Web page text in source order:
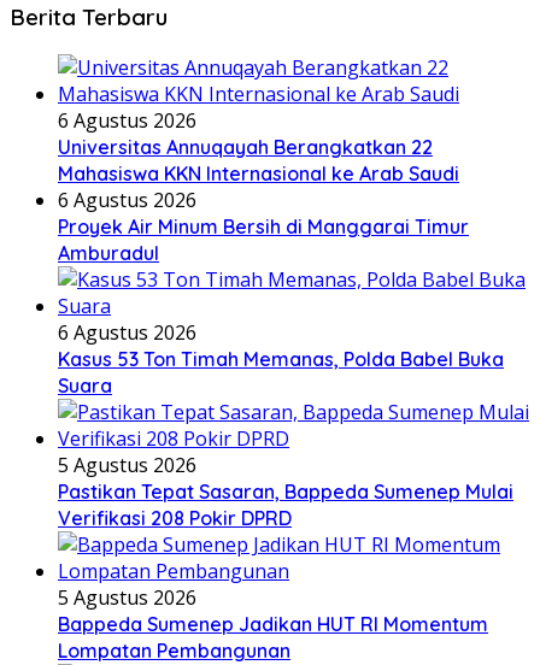
Berita Terbaru
6 Agustus 2026
Universitas Annuqayah Berangkatkan 22
Mahasiswa KKN Internasional ke Arab Saudi
6 Agustus 2026
Proyek Air Minum Bersih di Manggarai Timur
Amburadul
6 Agustus 2026
Kasus 53 Ton Timah Memanas, Polda Babel Buka
Suara
5 Agustus 2026
Pastikan Tepat Sasaran, Bappeda Sumenep Mulai
Verifikasi 208 Pokir DPRD
5 Agustus 2026
Bappeda Sumenep Jadikan HUT RI Momentum
Lompatan Pembangunan